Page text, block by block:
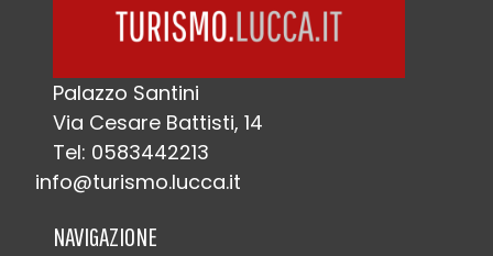
Palazzo Santini
Via Cesare Battisti, 14
Tel: 0583442213
info@turismo.lucca.it
NAVIGAZIONE